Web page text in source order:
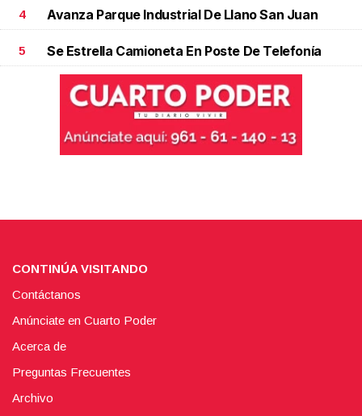
4 Avanza Parque Industrial De Llano San Juan
5 Se Estrella Camioneta En Poste De Telefonía
CONTINÚA VISITANDO
Contáctanos
Anúnciate en Cuarto Poder
Acerca de
Preguntas Frecuentes
Archivo